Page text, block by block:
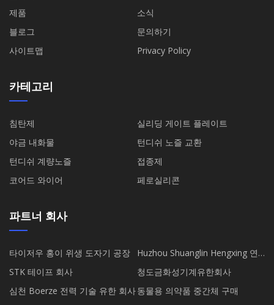
제품
소식
블로그
문의하기
사이트맵
Privacy Policy
카테고리
침탄제
실리딩 게이트 플레이트
야금 내화물
턴디쉬 노즐 교환
턴디쉬 계량노즐
접종제
코어드 와이어
페로실리콘
파트너 회사
타이저우 홍이 위생 도자기 공장
Huzhou Shuanglin Hengxing 연
마 장비 공장
STK 테이프 회사
청도금화성기계유한회사
심천 Boerze 전력 기술 유한 회사동물용 의약품 중간체 구매